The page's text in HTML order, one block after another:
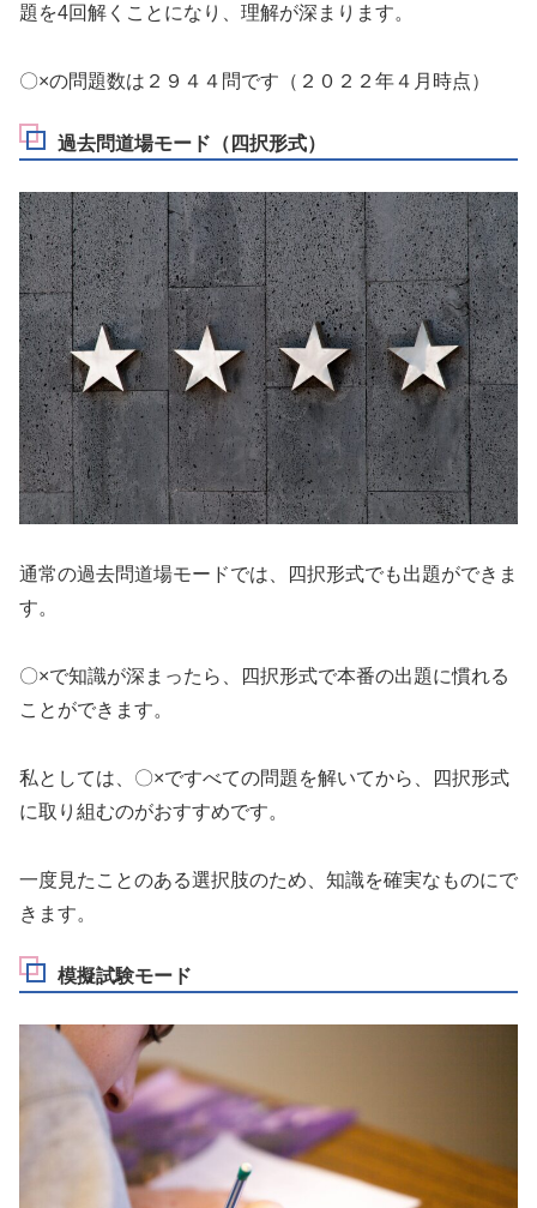
題を4回解くことになり、理解が深まります。
〇×の問題数は２９４４問です（２０２２年４月時点）
過去問道場モード（四択形式）
通常の過去問道場モードでは、四択形式でも出題ができま
す。
〇×で知識が深まったら、四択形式で本番の出題に慣れる
ことができます。
私としては、〇×ですべての問題を解いてから、四択形式
に取り組むのがおすすめです。
一度見たことのある選択肢のため、知識を確実なものにで
きます。
模擬試験モード